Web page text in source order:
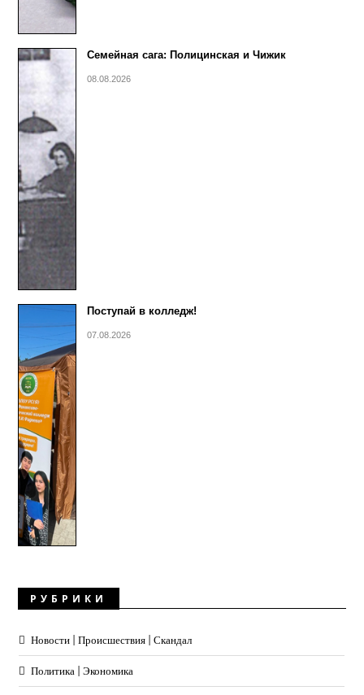
Семейная сага: Полицинская и Чижик
08.08.2026
Поступай в колледж!
07.08.2026
РУБРИКИ
Новости | Происшествия | Скандал
Политика | Экономика